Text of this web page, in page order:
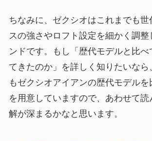
ちなみに、ゼクシオはこれまでも世
スの強さやロフト設定を細かく調整
ンドです。もし「歴代モデルと比べ
てきたのか」を詳しく知りたいなら
もゼクシオアイアンの歴代モデル
を用意していますので、あわせて読
解が深まるかなと思います。